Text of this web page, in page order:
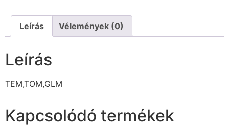
Leírás Vélemények (0)
Leírás
TEM,TOM,GLM
Kapcsolódó termékek